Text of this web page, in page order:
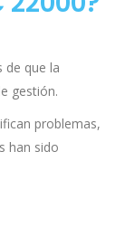
de que la
gestión.
problemas,
han sido